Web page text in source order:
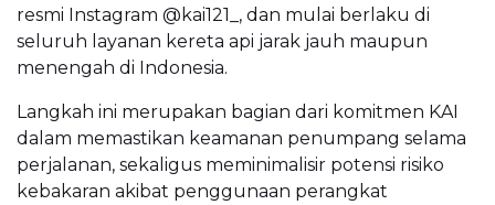
resmi Instagram @kai121_, dan mulai berlaku di
seluruh layanan kereta api jarak jauh maupun
menengah di Indonesia.
Langkah ini merupakan bagian dari komitmen KAI
dalam memastikan keamanan penumpang selama
perjalanan, sekaligus meminimalisir potensi risiko
kebakaran akibat penggunaan perangkat